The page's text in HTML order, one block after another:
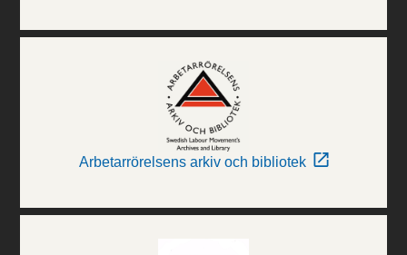
Arbetarrörelsens arkiv och bibliotek